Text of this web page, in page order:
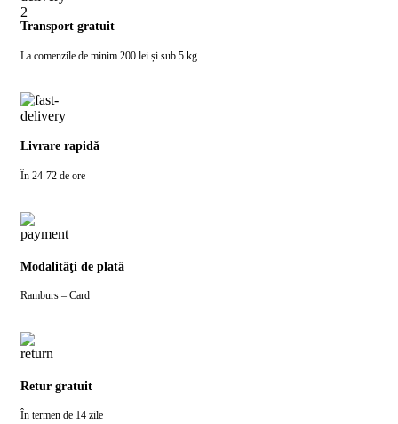
Transport gratuit
La comenzile de minim 200 lei și sub 5 kg
Livrare rapidă
În 24-72 de ore
Modalităţi de plată
Ramburs – Card
Retur gratuit
În termen de 14 zile